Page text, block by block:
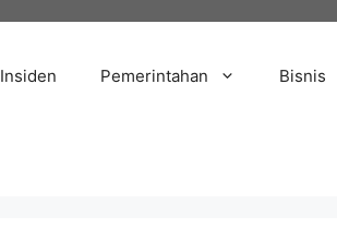
Insiden Pemerintahan Bisnis